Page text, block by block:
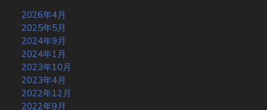
2026年4月
2025年5月
2024年9月
2024年1月
2023年10月
2023年4月
2022年12月
2022年9月